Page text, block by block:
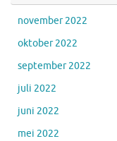
november 2022
oktober 2022
september 2022
juli 2022
juni 2022
mei 2022